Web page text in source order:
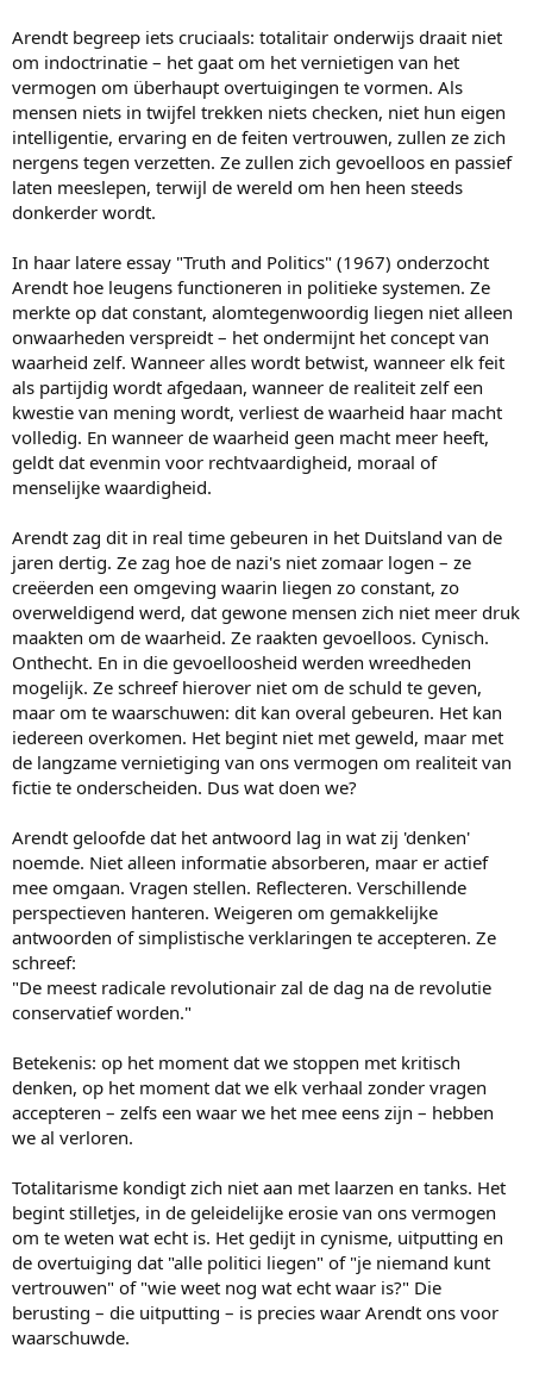
Arendt begreep iets cruciaals: totalitair onderwijs draait niet
om indoctrinatie – het gaat om het vernietigen van het
vermogen om überhaupt overtuigingen te vormen. Als
mensen niets in twijfel trekken niets checken, niet hun eigen
intelligentie, ervaring en de feiten vertrouwen, zullen ze zich
nergens tegen verzetten. Ze zullen zich gevoelloos en passief
laten meeslepen, terwijl de wereld om hen heen steeds
donkerder wordt.
In haar latere essay "Truth and Politics" (1967) onderzocht
Arendt hoe leugens functioneren in politieke systemen. Ze
merkte op dat constant, alomtegenwoordig liegen niet alleen
onwaarheden verspreidt – het ondermijnt het concept van
waarheid zelf. Wanneer alles wordt betwist, wanneer elk feit
als partijdig wordt afgedaan, wanneer de realiteit zelf een
kwestie van mening wordt, verliest de waarheid haar macht
volledig. En wanneer de waarheid geen macht meer heeft,
geldt dat evenmin voor rechtvaardigheid, moraal of
menselijke waardigheid.
Arendt zag dit in real time gebeuren in het Duitsland van de
jaren dertig. Ze zag hoe de nazi's niet zomaar logen – ze
creëerden een omgeving waarin liegen zo constant, zo
overweldigend werd, dat gewone mensen zich niet meer druk
maakten om de waarheid. Ze raakten gevoelloos. Cynisch.
Onthecht. En in die gevoelloosheid werden wreedheden
mogelijk. Ze schreef hierover niet om de schuld te geven,
maar om te waarschuwen: dit kan overal gebeuren. Het kan
iedereen overkomen. Het begint niet met geweld, maar met
de langzame vernietiging van ons vermogen om realiteit van
fictie te onderscheiden. Dus wat doen we?
Arendt geloofde dat het antwoord lag in wat zij 'denken'
noemde. Niet alleen informatie absorberen, maar er actief
mee omgaan. Vragen stellen. Reflecteren. Verschillende
perspectieven hanteren. Weigeren om gemakkelijke
antwoorden of simplistische verklaringen te accepteren. Ze
schreef:
"De meest radicale revolutionair zal de dag na de revolutie
conservatief worden."
Betekenis: op het moment dat we stoppen met kritisch
denken, op het moment dat we elk verhaal zonder vragen
accepteren – zelfs een waar we het mee eens zijn – hebben
we al verloren.
Totalitarisme kondigt zich niet aan met laarzen en tanks. Het
begint stilletjes, in de geleidelijke erosie van ons vermogen
om te weten wat echt is. Het gedijt in cynisme, uitputting en
de overtuiging dat "alle politici liegen" of "je niemand kunt
vertrouwen" of "wie weet nog wat echt waar is?" Die
berusting – die uitputting – is precies waar Arendt ons voor
waarschuwde.